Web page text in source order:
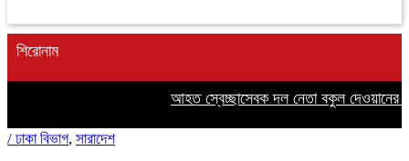
শিরোনাম
আহত স্বেচ্ছাসেবক দল নেতা বকুল দেওয়ানের
/ ঢাকা বিভাগ, সারাদেশ